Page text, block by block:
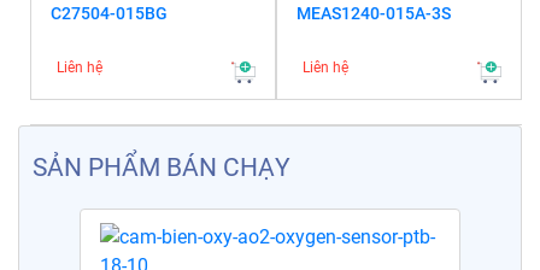
C27504-015BG
Liên hệ
MEAS1240-015A-3S
Liên hệ
SẢN PHẨM BÁN CHẠY